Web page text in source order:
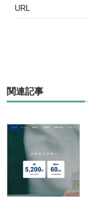
URL
関連記事